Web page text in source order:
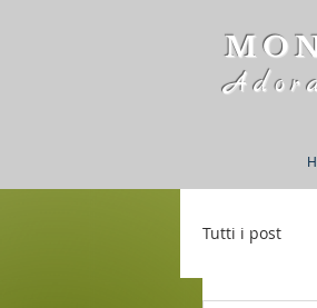
Tutti i post